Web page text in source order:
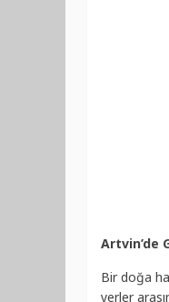
Artvin’de
Bir doğa
yerler